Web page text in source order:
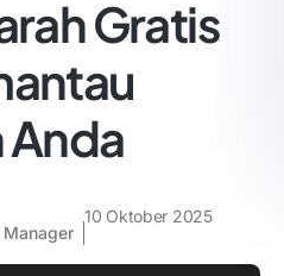
Gratis
Anda
10 Oktober 2025